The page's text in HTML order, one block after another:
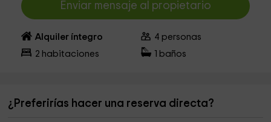
Enviar mensaje al propietario
Alquiler íntegro 4 personas
2 habitaciones baños
¿Preferirías hacer una reserva directa?